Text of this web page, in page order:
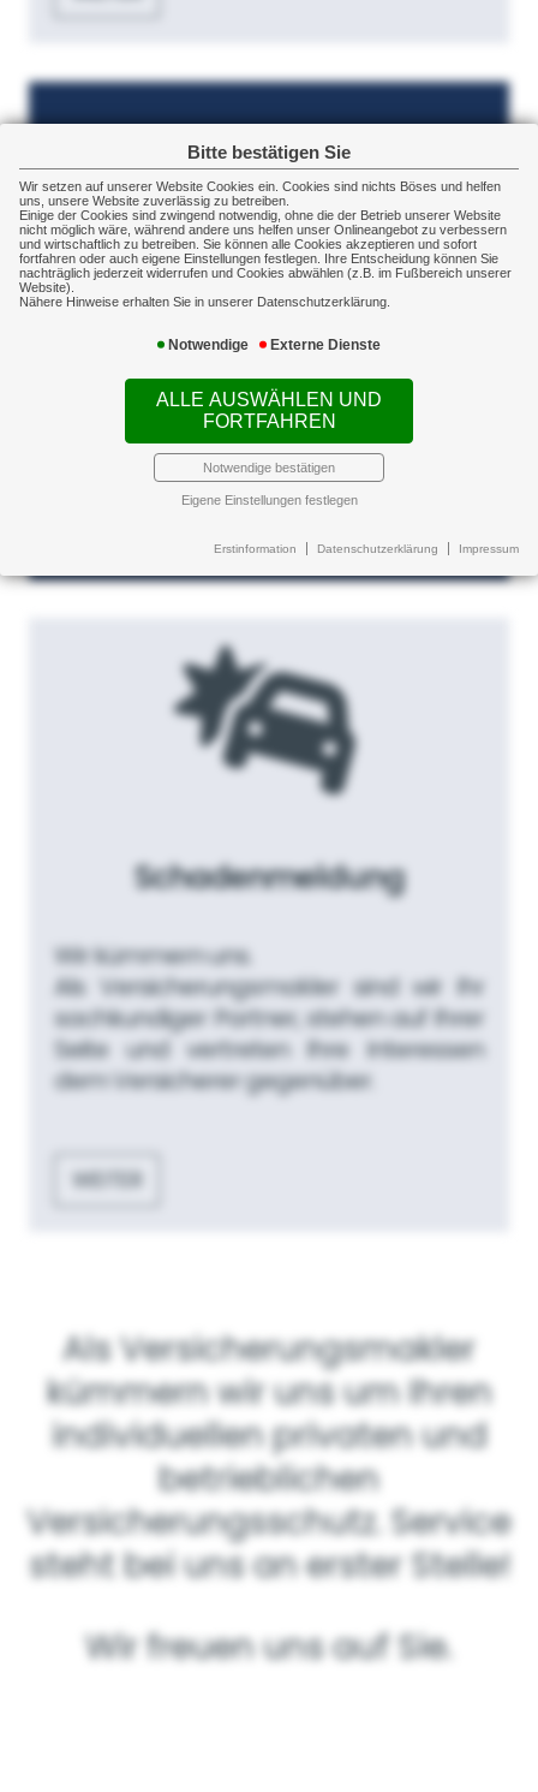
Bitte bestätigen Sie
Wir setzen auf unserer Website Cookies ein. Cookies sind nichts Böses und helfen
uns, unsere Website zuverlässig zu betreiben.
Einige der Cookies sind zwingend notwendig, ohne die der Betrieb unserer Website
nicht möglich wäre, während andere uns helfen unser Onlineangebot zu verbessern
und wirtschaftlich zu betreiben. Sie können alle Cookies akzeptieren und sofort
fortfahren oder auch eigene Einstellungen festlegen. Ihre Entscheidung können Sie
nachträglich jederzeit widerrufen und Cookies abwählen (z.B. im Fußbereich unserer
Website).
Nähere Hinweise erhalten Sie in unserer Datenschutzerklärung.
Notwendige Externe Dienste
ALLE AUSWÄHLEN UND
FORTFAHREN
Notwendige bestätigen
Eigene Einstellungen festlegen
Erstinformation Datenschutzerklärung Impressum
Schadenmeldung
Wir kümmern uns.
Als Versicherungsmakler sind wir Ihr
sachkundiger Partner, stehen auf Ihrer
Seite und vertreten Ihre Interessen
dem Versicherer gegenüber.
WEITER
Als Versicherungsmakler
kümmern wir uns um Ihren
individuellen privaten und
betrieblichen
Versicherungsschutz. Service
steht bei uns an erster Stelle!
Wir freuen uns auf Sie.